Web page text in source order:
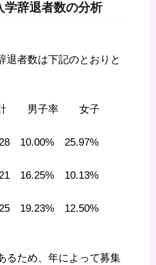
学辞退者数の分析
退者数は下記のとおりと
子率 女子
10.00% 25.97%
16.25% 10.13%
19.23% 12.50%
るため、年によって募集